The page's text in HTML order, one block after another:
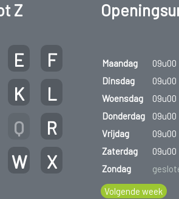
Z
E
F
K
L
Q
R
W
X
Maandag 09u00
Dinsdag
09u00
Woensdag
09u00
Donderdag
09u00
Vrijdag
09u00
Zaterdag
09u00
Zondag
Volgende week